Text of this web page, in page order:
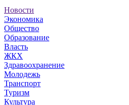
Новости
Экономика
Общество
Образование
Власть
ЖКХ
Здравоохранение
Молодежь
Транспорт
Туризм
Культура